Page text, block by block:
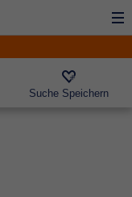
Suche Speichern